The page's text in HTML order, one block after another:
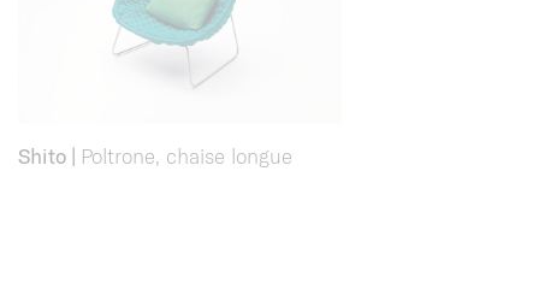
Shito | Poltrone, chaise longue